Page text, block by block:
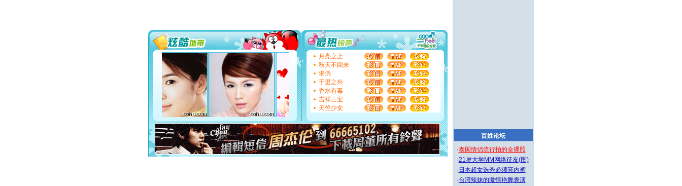
[圣诞节]不只这样的日子才会想起你,而是这样的日子才
能正大光明地骚扰你,告诉你,圣诞要快乐!新年要快乐!天天
都要快乐噢!
[圣诞节]
奉上一颗祝福的心,在这个特别的日子里,愿幸福,
如意,快乐,鲜花,一切美好的祝愿与你同在.圣诞快乐!
[元旦]
看到你我会触电；看不到你我要充电；没有你我会
断电。爱你是我职业，想你是我事业，抱你是我特长，吻
你是我专业！水晶之恋祝你新年快乐
[元旦]
如果上天让我许三个愿望，一是今生今世和你在一
起；二是再生再世和你在一起；三是三生三世和你不再分
离。水晶之恋祝你新年快乐
[元旦]当我狠下心扭头离去那一刻，你在我身后无助地哭
泣，这痛楚让我明白我多么爱你。我转身抱住你：这猪不
卖了。水晶之恋祝你新年快乐。
[春节]风柔雨润好月圆，半岛铁盒伴身边，每日尽显开心
月亮之上
秋天不回来
求佛
千里之外
香水有毒
吉祥三宝
天竺少女
百姓论坛
·泰国情侣流行拍的全裸照
·21岁大学MM网络征友(图)
· 日本超女选秀必须亮内裤
·台湾辣妹的激情艳舞表演